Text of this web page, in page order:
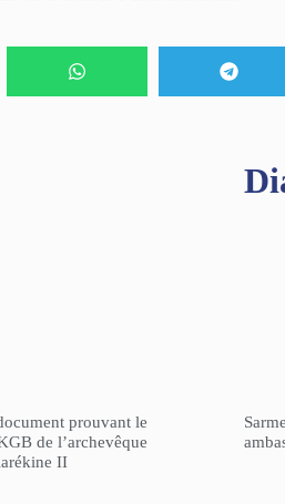
prouvant le
de l’archevêque
II